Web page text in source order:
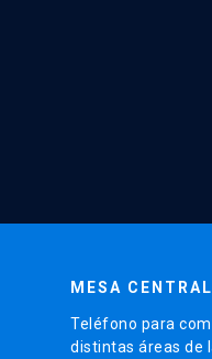
MESA CENTRAL
Teléfono para
distintas áreas de